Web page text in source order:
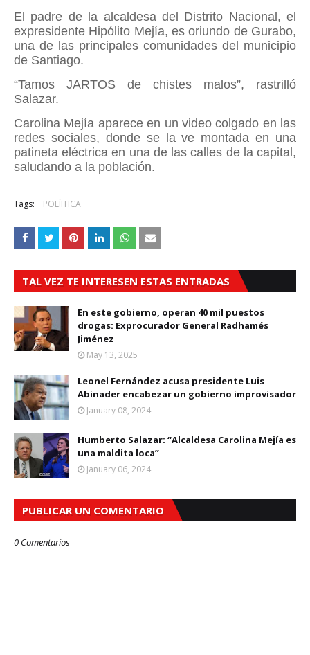
El padre de la alcaldesa del Distrito Nacional, el
expresidente Hipólito Mejía, es oriundo de Gurabo,
una de las principales comunidades del municipio
de Santiago.
“Tamos JARTOS de chistes malos”, rastrilló
Salazar.
Carolina Mejía aparece en un video colgado en las
redes sociales, donde se la ve montada en una
patineta eléctrica en una de las calles de la capital,
saludando a la población.
Tags: POLÍITICA
TAL VEZ TE INTERESEN ESTAS ENTRADAS
En este gobierno, operan 40 mil puestos
drogas: Exprocurador General Radhamés
Jiménez
May 13, 2025
Leonel Fernández acusa presidente Luis
Abinader encabezar un gobierno improvisador
January 08, 2024
Humberto Salazar: “Alcaldesa Carolina Mejía es
una maldita loca”
January 06, 2024
PUBLICAR UN COMENTARIO
0 Comentarios